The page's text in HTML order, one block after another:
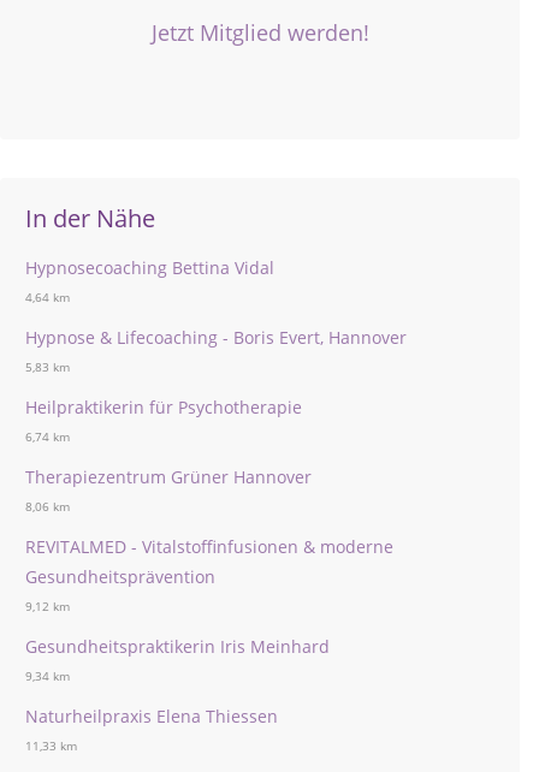
Jetzt Mitglied werden!
In der Nähe
Hypnosecoaching Bettina Vidal
4,64 km
Hypnose & Lifecoaching - Boris Evert, Hannover
5,83 km
Heilpraktikerin für Psychotherapie
6,74 km
Therapiezentrum Grüner Hannover
8,06 km
REVITALMED - Vitalstoffinfusionen & moderne
Gesundheitsprävention
9,12 km
Gesundheitspraktikerin Iris Meinhard
9,34 km
Naturheilpraxis Elena Thiessen
11,33 km